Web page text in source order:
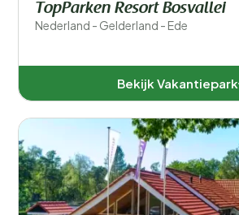
TopParken Resort Bosvallei
Nederland - Gelderland - Ede
Bekijk Vakantiepark